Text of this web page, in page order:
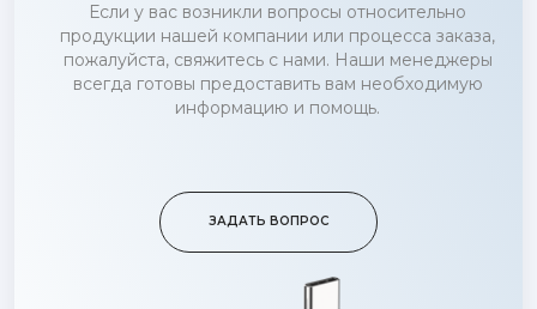
Если у вас возникли вопросы относительно
продукции нашей компании или процесса заказа,
пожалуйста, свяжитесь с нами. Наши менеджеры
всегда готовы предоставить вам необходимую
информацию и помощь.
ЗАДАТЬ ВОПРОС